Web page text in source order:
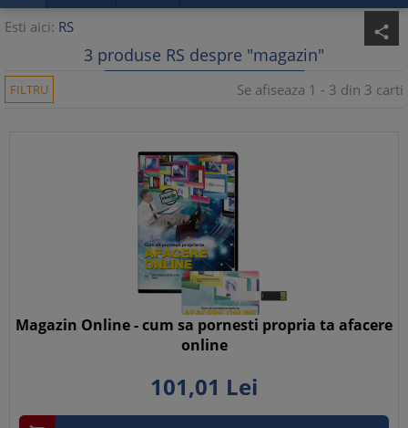
Esti aici: RS share
3 produse RS despre "magazin"
FILTRU Se afiseaza 1 - 3 din 3 carti
Magazin Online - cum sa pornesti propria ta afacere
online
101,01 Lei